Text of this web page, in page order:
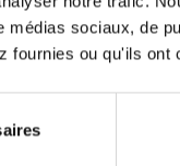
médias sociaux, de
fournies ou qu'ils